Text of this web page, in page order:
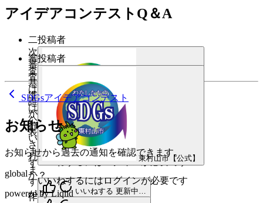
アイデアコンテストQ＆A
二
次
審
査
は
誰
が
行
い
ま
す
か？
作
投稿者
いいねするにはログインが必要です
いいねする 更新中…
審
査
基
準
は
公
表
さ
れ
ま
す
か？
投稿者
東村山市【公式】
いいねするにはログインが必要です
SDGsアイデアコンテスト
お知らせ
お知らせから過去の通知を確認できます。
global
powered by Liqlid